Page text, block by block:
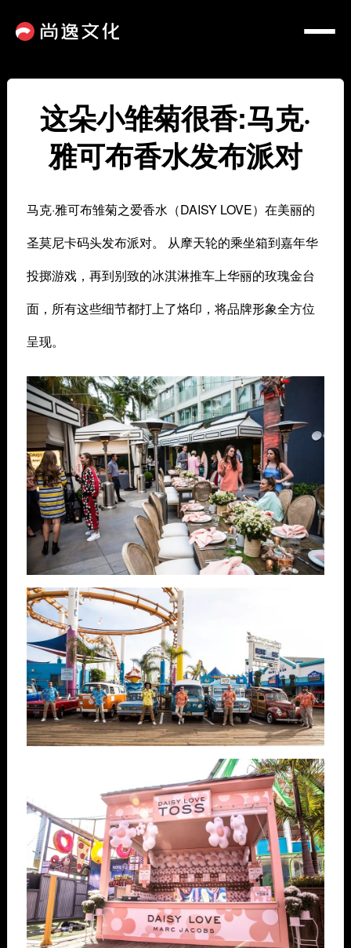
这朵小雏菊很香:马克·
雅可布香水发布派对
马克·雅可布雏菊之爱香水（DAISY LOVE）在美丽的
圣莫尼卡码头发布派对。 从摩天轮的乘坐箱到嘉年华
投掷游戏，再到别致的冰淇淋推车上华丽的玫瑰金台
面，所有这些细节都打上了烙印，将品牌形象全方位
呈现。